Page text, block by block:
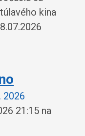
kina
2026
21:15 na